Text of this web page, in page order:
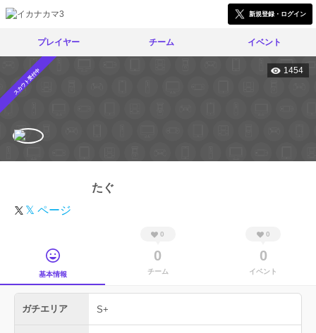
新規登録・ログイン
プレイヤー チーム イベント
スカウト受付中 1454
たぐ
𝕏 ページ
基本情報
0
0
チーム
0
0
イベント
ガチエリア S+